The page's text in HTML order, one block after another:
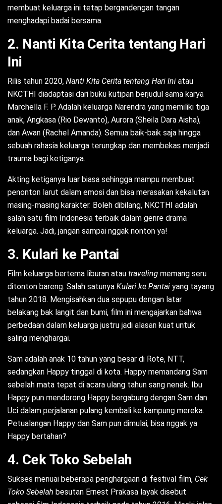
membuat keluarga ini tetap bergandengan tangan
menghadapi badai bersama.
2. Nanti Kita Cerita tentang Hari
Ini
Rilis tahun 2020, Nanti Kita Cerita tentang Hari Ini atau
NKCTHI diadaptasi dari buku kutipan berjudul sama karya
Marchella F. P. Adalah keluarga Narendra yang memiliki tiga
anak, Angkasa (Rio Dewanto), Aurora (Sheila Dara Aisha),
dan Awan (Rachel Amanda). Semua baik-baik saja hingga
sebuah rahasia keluarga terungkap dan membekas menjadi
trauma bagi ketiganya.
Akting ketiganya luar biasa sehingga mampu membuat
penonton larut dalam emosi dan bisa merasakan kekalutan
masing-masing karakter. Boleh dibilang, NKCTHI adalah
salah satu film Indonesia terbaik dalam genre drama
keluarga. Jadi, jangan sampai nggak nonton ya!
3. Kulari ke Pantai
Film keluarga bertema liburan atau traveling memang seru
ditonton bareng. Salah satunya Kulari ke Pantai yang tayang
tahun 2018. Mengisahkan dua sepupu dengan latar
belakang bak langit dan bumi, film ini mengajarkan bahwa
perbedaan dalam keluarga justru jadi alasan kuat untuk
saling menghargai.
Sam adalah anak 10 tahun yang besar di Rote, NTT,
sedangkan Happy tinggal di kota. Happy memandang Sam
sebelah mata tepat di acara ulang tahun sang nenek. Ibu
Happy pun mendorong Happy bergabung dengan Sam dan
Uci dalam perjalanan pulang kembali ke kampung mereka.
Petualangan Happy dan Sam pun dimulai, bisa nggak ya
Happy bertahan?
4. Cek Toko Sebelah
Sukses menuai beberapa penghargaan di festival film, Cek
Toko Sebelah besutan Ernest Prakasa layak disebut